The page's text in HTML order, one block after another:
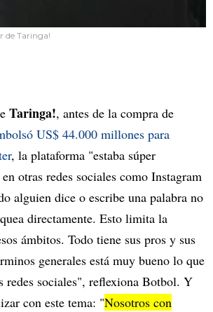
de Taringa!
Taringa!, antes de la compra de
US$ 44.000 millones para
, la plataforma "estaba súper
otras redes sociales como Instagram
alguien dice o escribe una palabra no
directamente. Esto limita la
ámbitos. Todo tiene sus pros y sus
generales está muy bueno lo que
redes sociales", reflexiona Botbol. Y
con este tema: "Nosotros con